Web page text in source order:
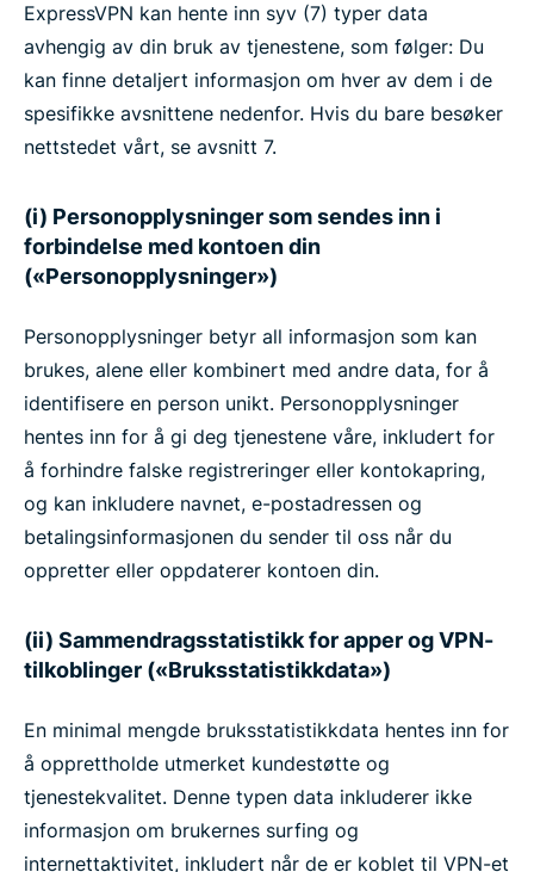
ExpressVPN kan hente inn syv (7) typer data
avhengig av din bruk av tjenestene, som følger: Du
kan finne detaljert informasjon om hver av dem i de
spesifikke avsnittene nedenfor. Hvis du bare besøker
nettstedet vårt, se avsnitt 7.
(i) Personopplysninger som sendes inn i
forbindelse med kontoen din
(«Personopplysninger»)
Personopplysninger betyr all informasjon som kan
brukes, alene eller kombinert med andre data, for å
identifisere en person unikt. Personopplysninger
hentes inn for å gi deg tjenestene våre, inkludert for
å forhindre falske registreringer eller kontokapring,
og kan inkludere navnet, e-postadressen og
betalingsinformasjonen du sender til oss når du
oppretter eller oppdaterer kontoen din.
(ii) Sammendragsstatistikk for apper og VPN-
tilkoblinger («Bruksstatistikkdata»)
En minimal mengde bruksstatistikkdata hentes inn for
å opprettholde utmerket kundestøtte og
tjenestekvalitet. Denne typen data inkluderer ikke
informasjon om brukernes surfing og
internettaktivitet, inkludert når de er koblet til VPN-et